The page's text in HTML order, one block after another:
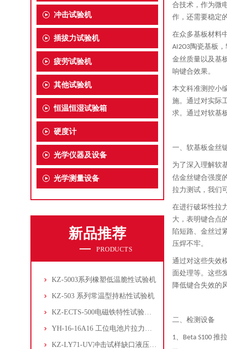
冲击试验机
插拔力试验机
疲劳试验机
其他试验机
恒温恒湿试验箱
硬度计
光学仪器及设备
光学测量设备
新品推荐
PRODUCTS
KZ-5003系列橡塑低温脆性试验机
KZ-503 系列常温型持粘性试验机
KZ-ECTS-500电磁铁特性试验系统
YH-16-16A16 工位电池片拉力试验机
KZ-LY71-UV冲击试样缺口液压拉床
合技术，作为微
作，还需要稳定
在众多基板材料
AI2O3陶瓷基板
金丝质量以及基
响键合效果。
本文科准测控小
施。通过对实际
求。通过对软基
一、 软基板金丝
为了深入理解软
估金丝键合强度
拉力测试，我们
在进行破坏性拉
大，表明键合点
陷短路、金丝过
压焊不牢。
通过对这些失效
面处理等。这些
降低键合失效的
二、 检测设备
1、 Beta S100 推